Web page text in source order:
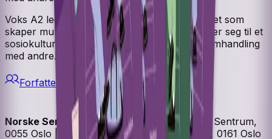
Voks A2 legger til rette for høy deltakeraktivitet som
skaper muntlig språkproduksjon. Verket støtter seg til et
sosiokulturelt læringssyn der læring skjer i samhandling
med andre.
Forfattere
Norske Serier| Postadresse: Postboks 1900 Sentrum,
0055 Oslo | Besøksadresse: Stortingsgata 28, 0161 Oslo